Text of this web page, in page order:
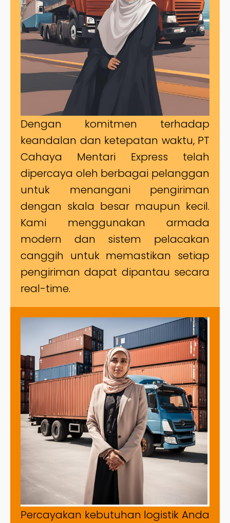
Dengan komitmen terhadap
keandalan dan ketepatan waktu, PT
Cahaya Mentari Express telah
dipercaya oleh berbagai pelanggan
untuk menangani pengiriman
dengan skala besar maupun kecil.
Kami menggunakan armada
modern dan sistem pelacakan
canggih untuk memastikan setiap
pengiriman dapat dipantau secara
real-time.
Percayakan kebutuhan logistik Anda